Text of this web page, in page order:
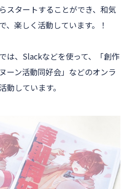
スタートすることができ、和気
、楽しく活動しています。！
は、Slackなどを使って、「創作
ーン活動同好会」などのオンラ
動しています。